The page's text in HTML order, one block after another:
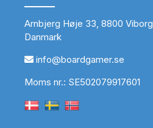
Arnbjerg Høje 33, 8800 Viborg
Danmark
info@boardgamer.se
Moms nr.: SE502079917601